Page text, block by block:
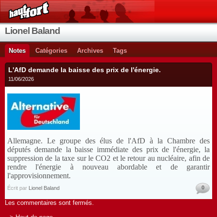
Lionel Baland
Notes Catégories Archives Tags
L'AfD demande la baisse des prix de l'énergie.
11/06/2026
Allemagne. Le groupe des élus de l'AfD à la Chambre des
députés demande la baisseimmédiate des prix de l'énergie, la
suppressionde la taxe surleCO2 et leretour au nucléaire, afin de
rendrel'énergie à nouveau abordable et de garantir
l'approvisionnement.
Écrit par Lionel Baland 0
Les commentaires sont fermés.